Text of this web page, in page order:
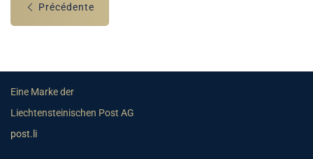
Précédente
Eine Marke der
Liechtensteinischen Post AG
post.li